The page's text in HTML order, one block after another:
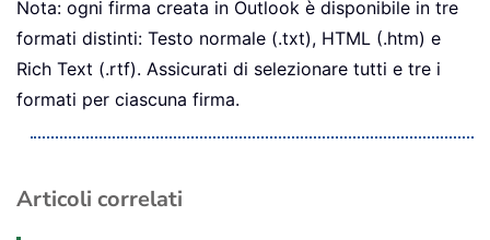
Nota: ogni firma creata in Outlook è disponibile in tre
formati distinti: Testo normale (.txt), HTML (.htm) e
Rich Text (.rtf). Assicurati di selezionare tutti e tre i
formati per ciascuna firma.
Articoli correlati